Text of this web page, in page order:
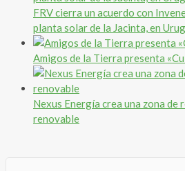
FRV cierra un acuerdo con
planta solar de la Jacinta, en
Amigos de la Tierra presenta
Nexus Energía crea una zona de
renovable